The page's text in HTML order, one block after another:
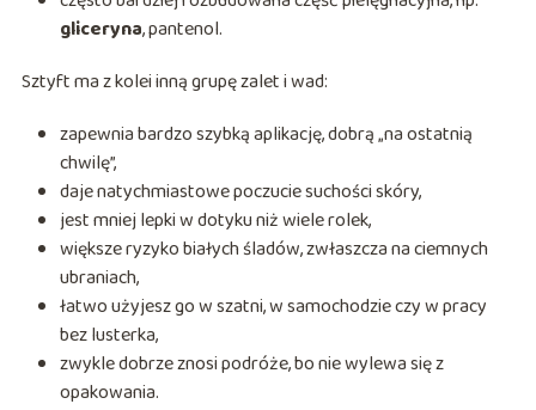
gliceryna, pantenol.
Sztyft ma z kolei inną grupę zalet i wad:
zapewnia bardzo szybką aplikację, dobrą „na ostatnią
chwilę”,
daje natychmiastowe poczucie suchości skóry,
jest mniej lepki w dotyku niż wiele rolek,
większe ryzyko białych śladów, zwłaszcza na ciemnych
ubraniach,
łatwo użyjesz go w szatni, w samochodzie czy w pracy
bez lusterka,
zwykle dobrze znosi podróże, bo nie wylewa się z
opakowania.